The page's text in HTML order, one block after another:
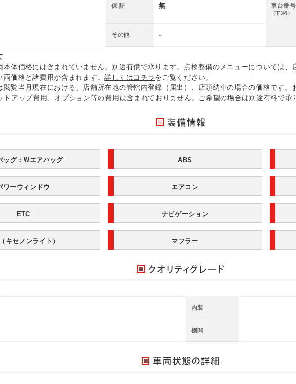
保 証 無 車台番号
（下3桁）
その他 -
本体価格には含まれていません。別途有償で承ります。点検整備のメニューについては、
両価格と諸費用が含まれます。詳しくはコチラをご覧ください。
閲覧当月現在における、店舗所在地の管轄内登録（届出）、店頭納車の場合の価格です
トアップ費用、オプション等の費用は含まれておりません。ご希望の場合は別途有料で承
ッグ： Wエアバッグ ABS
ワーウィンドウ エアコン
ETC ナビゲーション
キセノンライト） マフラー
内装
機関